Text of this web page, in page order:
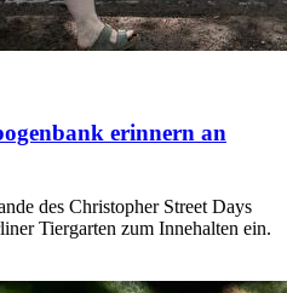
erinnern an
des Christopher Street Days
Tiergarten zum Innehalten ein.